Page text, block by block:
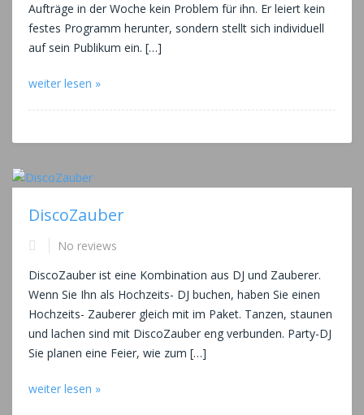
Aufträge in der Woche kein Problem für ihn. Er leiert kein
festes Programm herunter, sondern stellt sich individuell
auf sein Publikum ein. […]
weiter lesen »
DiscoZauber
No reviews
DiscoZauber ist eine Kombination aus DJ und Zauberer.
Wenn Sie Ihn als Hochzeits- DJ buchen, haben Sie einen
Hochzeits- Zauberer gleich mit im Paket. Tanzen, staunen
und lachen sind mit DiscoZauber eng verbunden. Party-DJ
Sie planen eine Feier, wie zum […]
weiter lesen »